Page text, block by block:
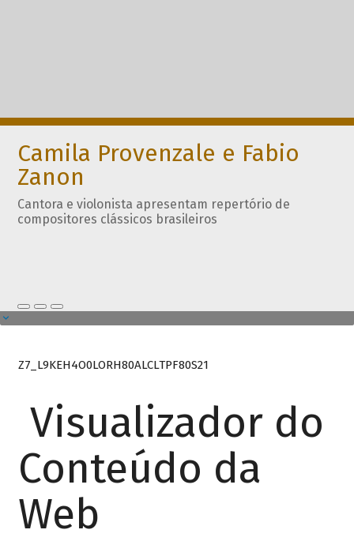
Camila Provenzale e Fabio
Zanon
Cantora e violonista apresentam repertório de
compositores clássicos brasileiros
Z7_L9KEH4O0LORH80ALCLTPF80S21
Visualizador do
Conteúdo da
Web